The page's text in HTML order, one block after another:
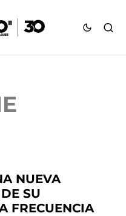
NUEVA
SU
FRECUENCIA